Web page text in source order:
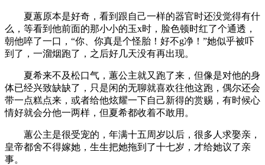
夏蕙原本是好奇，看到跟自己一样的器官时还没觉得有什
么，等看到他前面的那小小的玉x时，脸色顿时红了个通透，
朝他啐了一口，“你、你真是个怪胎！好不g净！”她似乎被吓
到了，一溜烟跑了，之后好几天没有再出现。
夏希来不及松口气，蕙公主就又跑了来，但像是对他的身
体已经兴致缺缺了，只是闲的无聊就喜欢往他这跑，偶尔还会
带一点糕点来，或者给他炫耀一下自己新得的赏赐，有时候心
情好就会分他一两样，但夏希都收着不敢用。
蕙公主是很受宠的，年满十五周岁以后，很多人求娶亲，
皇帝都舍不得嫁她，生生把她拖到了十七岁，才给她议了亲
事。